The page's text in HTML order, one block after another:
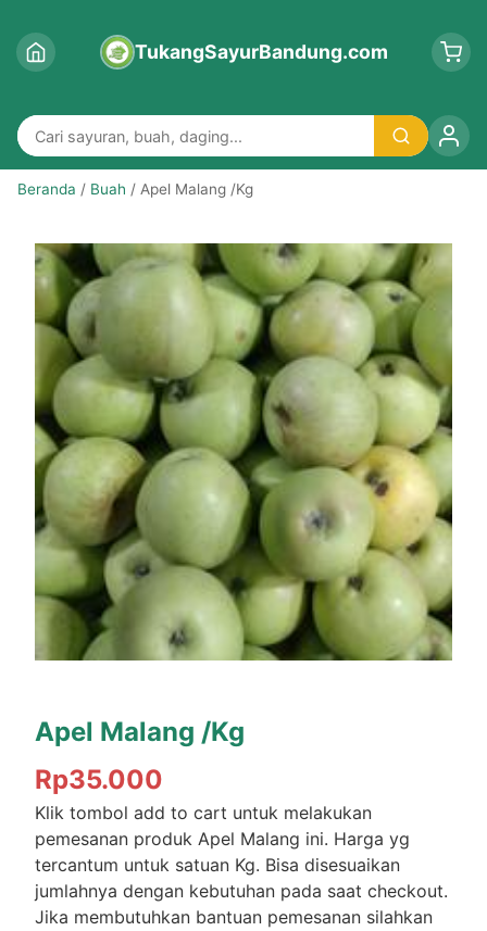
TukangSayurBandung.com
Beranda / Buah / Apel Malang /Kg
Apel Malang /Kg
Rp35.000
Klik tombol add to cart untuk melakukan
pemesanan produk Apel Malang ini. Harga yg
tercantum untuk satuan Kg. Bisa disesuaikan
jumlahnya dengan kebutuhan pada saat checkout.
Jika membutuhkan bantuan pemesanan silahkan